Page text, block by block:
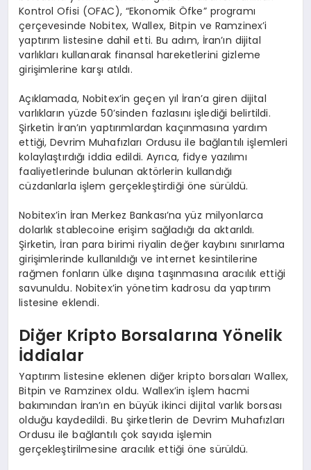
Kontrol Ofisi (OFAC), “Ekonomik Öfke” programı
çerçevesinde Nobitex, Wallex, Bitpin ve Ramzinex’i
yaptırım listesine dahil etti. Bu adım, İran’ın dijital
varlıkları kullanarak finansal hareketlerini gizleme
girişimlerine karşı atıldı.
Açıklamada, Nobitex’in geçen yıl İran’a giren dijital
varlıkların yüzde 50’sinden fazlasını işlediği belirtildi.
Şirketin İran’ın yaptırımlardan kaçınmasına yardım
ettiği, Devrim Muhafızları Ordusu ile bağlantılı işlemleri
kolaylaştırdığı iddia edildi. Ayrıca, fidye yazılımı
faaliyetlerinde bulunan aktörlerin kullandığı
cüzdanlarla işlem gerçekleştirdiği öne sürüldü.
Nobitex’in İran Merkez Bankası’na yüz milyonlarca
dolarlık stablecoine erişim sağladığı da aktarıldı.
Şirketin, İran para birimi riyalin değer kaybını sınırlama
girişimlerinde kullanıldığı ve internet kesintilerine
rağmen fonların ülke dışına taşınmasına aracılık ettiği
savunuldu. Nobitex’in yönetim kadrosu da yaptırım
listesine eklendi.
Diğer Kripto Borsalarına Yönelik
İddialar
Yaptırım listesine eklenen diğer kripto borsaları Wallex,
Bitpin ve Ramzinex oldu. Wallex’in işlem hacmi
bakımından İran’ın en büyük ikinci dijital varlık borsası
olduğu kaydedildi. Bu şirketlerin de Devrim Muhafızları
Ordusu ile bağlantılı çok sayıda işlemin
gerçekleştirilmesine aracılık ettiği öne sürüldü.